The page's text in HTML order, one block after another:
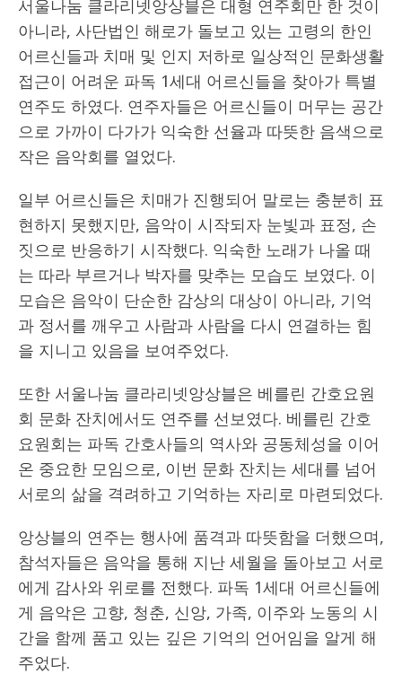
서울나눔 클라리넷앙상블은 대형 연주회만 한 것이
아니라, 사단법인 해로가 돌보고 있는 고령의 한인
어르신들과 치매 및 인지 저하로 일상적인 문화생활
접근이 어려운 파독 1세대 어르신들을 찾아가 특별
연주도 하였다. 연주자들은 어르신들이 머무는 공간
으로 가까이 다가가 익숙한 선율과 따뜻한 음색으로
작은 음악회를 열었다.
일부 어르신들은 치매가 진행되어 말로는 충분히 표
현하지 못했지만, 음악이 시작되자 눈빛과 표정, 손
짓으로 반응하기 시작했다. 익숙한 노래가 나올 때
는 따라 부르거나 박자를 맞추는 모습도 보였다. 이
모습은 음악이 단순한 감상의 대상이 아니라, 기억
과 정서를 깨우고 사람과 사람을 다시 연결하는 힘
을 지니고 있음을 보여주었다.
또한 서울나눔 클라리넷앙상블은 베를린 간호요원
회 문화 잔치에서도 연주를 선보였다. 베를린 간호
요원회는 파독 간호사들의 역사와 공동체성을 이어
온 중요한 모임으로, 이번 문화 잔치는 세대를 넘어
서로의 삶을 격려하고 기억하는 자리로 마련되었다.
앙상블의 연주는 행사에 품격과 따뜻함을 더했으며,
참석자들은 음악을 통해 지난 세월을 돌아보고 서로
에게 감사와 위로를 전했다. 파독 1세대 어르신들에
게 음악은 고향, 청춘, 신앙, 가족, 이주와 노동의 시
간을 함께 품고 있는 깊은 기억의 언어임을 알게 해
주었다.